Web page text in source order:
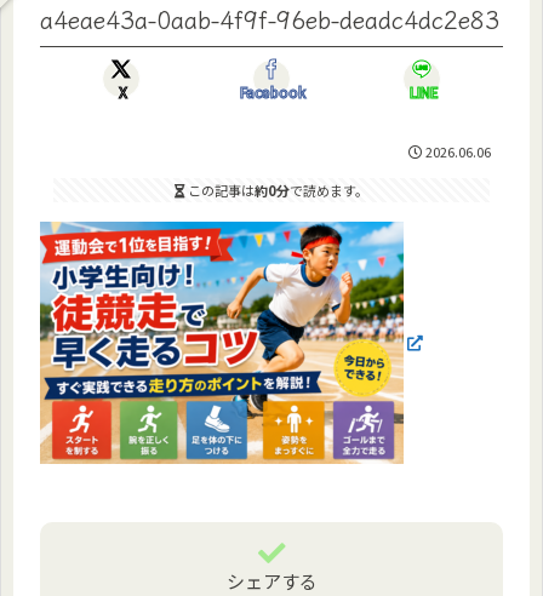
a4eae43a-0aab-4f9f-96eb-deadc4dc2e83
X Facebook LINE
2026.06.06
この記事は約0分で読めます。
シェアする